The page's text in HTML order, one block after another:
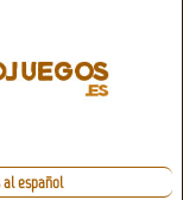
al español